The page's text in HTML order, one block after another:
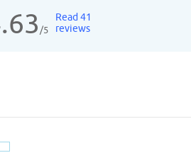
/5
Read 41
reviews